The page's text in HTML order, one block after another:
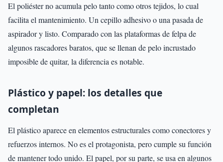
El poliéster no acumula pelo tanto como otros tejidos, lo cual
facilita el mantenimiento. Un cepillo adhesivo o una pasada de
aspirador y listo. Comparado con las plataformas de felpa de
algunos rascadores baratos, que se llenan de pelo incrustado
imposible de quitar, la diferencia es notable.
Plástico y papel: los detalles que
completan
El plástico aparece en elementos estructurales como conectores y
refuerzos internos. No es el protagonista, pero cumple su función
de mantener todo unido. El papel, por su parte, se usa en algunos